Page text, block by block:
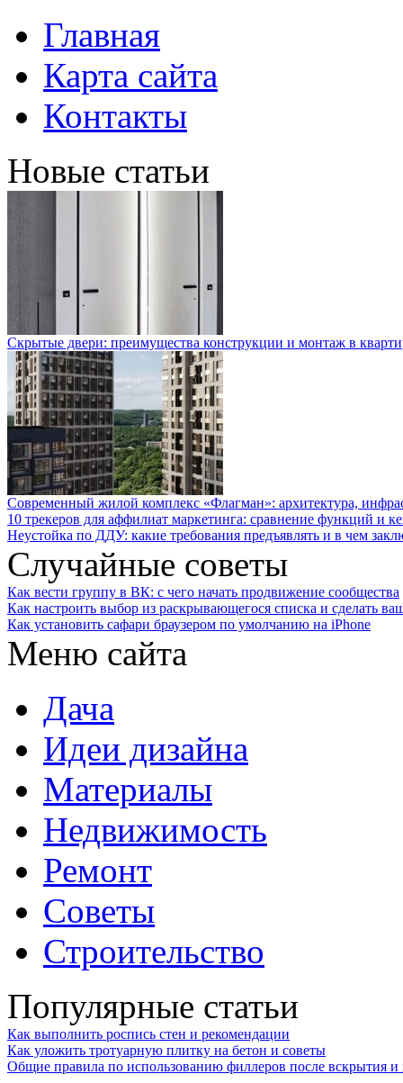
Главная
Карта сайта
Контакты
Новые статьи
Скрытые двери: преимущества конструкции и монтаж в
Современный жилой комплекс «Флагман»: архитектура,
10 трекеров для аффилиат маркетинга: сравнение функций и
Неустойка по ДДУ: какие требования предъявлять и в чем
Случайные советы
Как вести группу в ВК: с чего начать продвижение сообщества
Как настроить выбор из раскрывающегося списка и сделать
Как установить сафари браузером по умолчанию на iPhone
Меню сайта
Дача
Идеи дизайна
Материалы
Недвижимость
Ремонт
Советы
Строительство
Популярные статьи
Как выполнить роспись стен и рекомендации
Как уложить тротуарную плитку на бетон и советы
Общие правила по использованию филлеров после вскрытия и